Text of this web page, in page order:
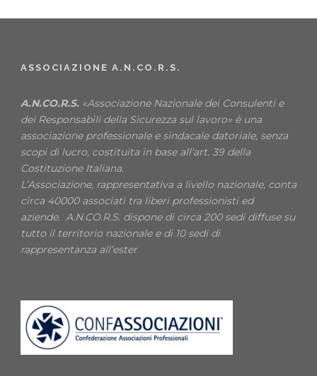
ASSOCIAZIONE A.N.CO.R.S.
A.N.CO.R.S. «Associazione Nazionale dei Consulenti e
dei Responsabili della Sicurezza sul lavoro» è una
associazione professionale e sindacale datoriale, senza
scopi di lucro, costituita in base all’art. 39 della
Costituzione Italiana.
L’Associazione, rappresentativa a livello nazionale, conta
circa 40000 associati tra liberi professionisti ed
aziende. A.N.CO.R.S. dispone di circa 200 sedi diffuse su
tutto il territorio nazionale e di 10 sedi di
rappresentanza all’ester